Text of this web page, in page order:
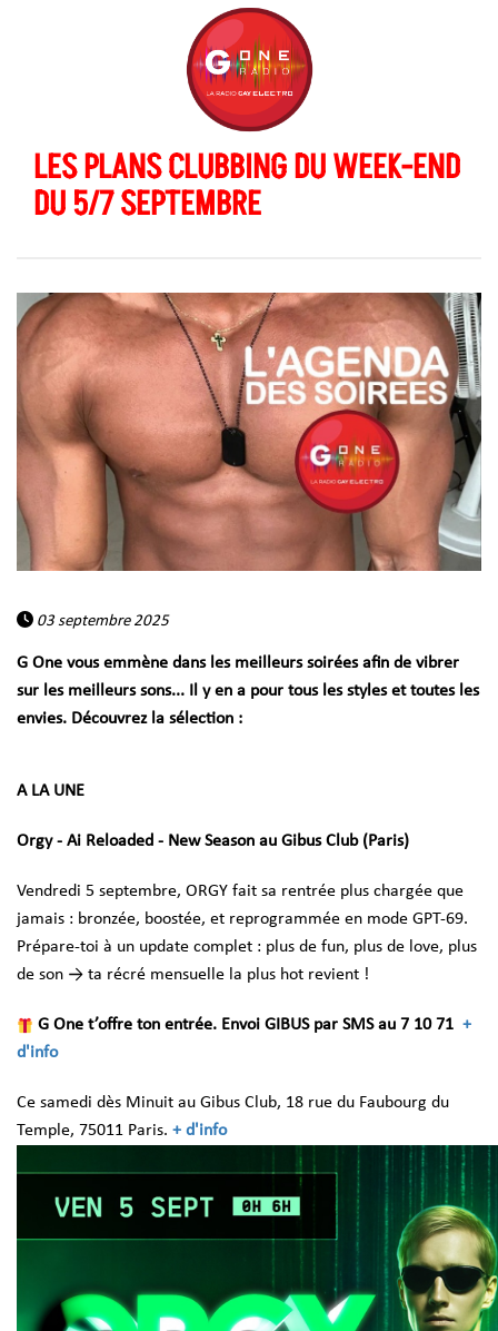
LES PLANS CLUBBING DU WEEK-END
DU 5/7 SEPTEMBRE
03 septembre 2025
G One vous emmène dans les meilleurs soirées afin de vibrer
sur les meilleurs sons... Il y en a pour tous les styles et toutes les
envies. Découvrez la sélection :
A LA UNE
Orgy - Ai Reloaded - New Season au Gibus Club (Paris)
Vendredi 5 septembre, ORGY fait sa rentrée plus chargée que
jamais : bronzée, boostée, et reprogrammée en mode GPT-69.
Prépare-toi à un update complet : plus de fun, plus de love, plus
de son → ta récré mensuelle la plus hot revient !
G One t’offre ton entrée. Envoi GIBUS par SMS au 7 10 71 +
d'info
Ce samedi dès Minuit au Gibus Club, 18 rue du Faubourg du
Temple, 75011 Paris. + d'info